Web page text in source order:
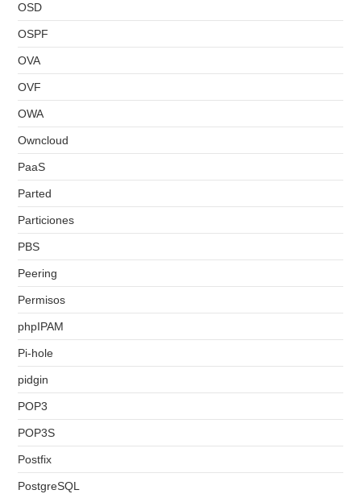
OSD
OSPF
OVA
OVF
OWA
Owncloud
PaaS
Parted
Particiones
PBS
Peering
Permisos
phpIPAM
Pi-hole
pidgin
POP3
POP3S
Postfix
PostgreSQL